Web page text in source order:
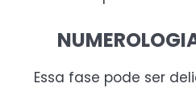
Essa fase pode ser